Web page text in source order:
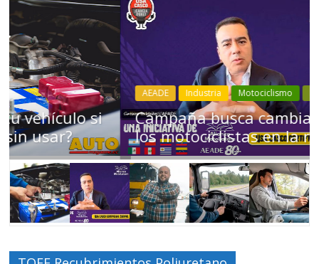
AEADE Industria Motociclismo Motos Movilidad
Campaña busca cambiar destino de
los motociclistas en la región